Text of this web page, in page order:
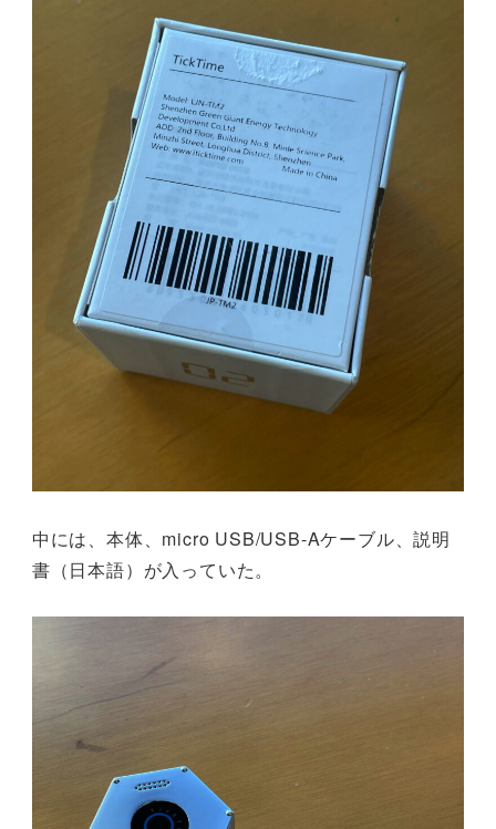
中には、本体、micro USB/USB-Aケーブル、説明
書（日本語）が入っていた。